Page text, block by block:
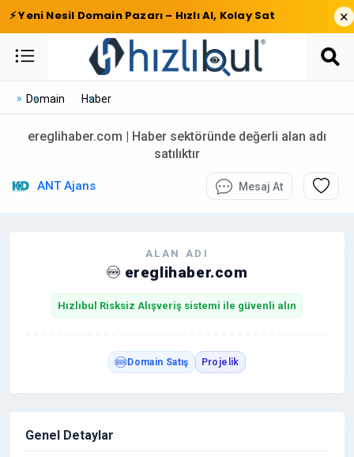
⚡ Yeni Nesil Domain Pazarı – Hızlı Al, Kolay Sat ×
Domain Haber
ereglihaber.com | Haber sektöründe değerli alan adı
satılıktır
ANT Ajans Mesaj At
ALAN ADI
ereglihaber.com
Hızlıbul Risksiz Alışveriş sistemi ile güvenli alın
Domain Satış Projelik
Genel Detaylar